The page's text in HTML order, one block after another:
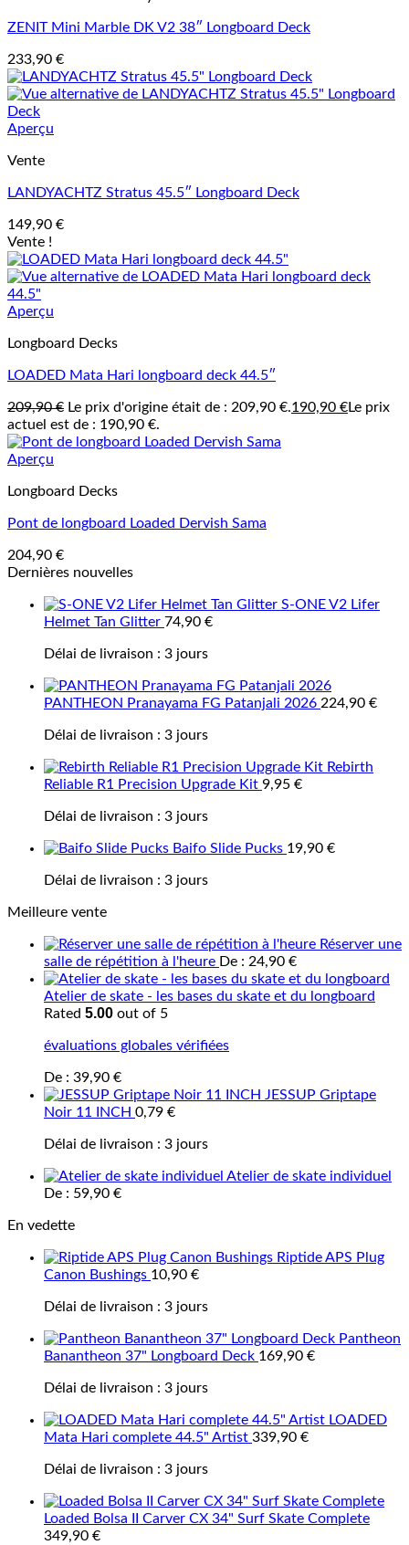
ZENIT Mini Marble DK V2 38″ Longboard Deck
233,90 €
Aperçu
Vente
LANDYACHTZ Stratus 45.5″ Longboard Deck
149,90 €
Vente !
Aperçu
Longboard Decks
LOADED Mata Hari longboard deck 44.5″
209,90€ Le prix d'origine était de : 209,90 €.190,90 €Le prix
actuel est de : 190,90 €.
Aperçu
Longboard Decks
Pont de longboard Loaded Dervish Sama
204,90 €
Dernières nouvelles
S-ONE V2 Lifer
Helmet Tan Glitter 74,90 €
Délai de livraison : 3 jours
PANTHEON Pranayama FG Patanjali 2026 224,90 €
Délai de livraison : 3 jours
Rebirth
Reliable R1 Precision Upgrade Kit 9,95 €
Délai de livraison : 3 jours
Baifo Slide Pucks 19,90 €
Délai de livraison : 3 jours
Meilleure vente
Réserver une
salle de répétition à l'heure De : 24,90 €
Atelier de skate - les bases du skate et du longboard
Rated 5.00 out of 5
évaluations globales vérifiées
De : 39,90 €
JESSUP Griptape
Noir 11 INCH 0,79 €
Délai de livraison : 3 jours
Atelier de skate individuel
De : 59,90 €
En vedette
Riptide APS Plug
Canon Bushings 10,90 €
Délai de livraison : 3 jours
Pantheon
Banantheon 37" Longboard Deck 169,90 €
Délai de livraison : 3 jours
LOADED
Mata Hari complete 44.5" Artist 339,90 €
Délai de livraison : 3 jours
Loaded Bolsa II Carver CX 34" Surf Skate Complete
349,90 €